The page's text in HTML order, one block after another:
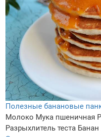
Полезные банановые
Молоко Мука пшеничная
Разрыхлитель теста Банан